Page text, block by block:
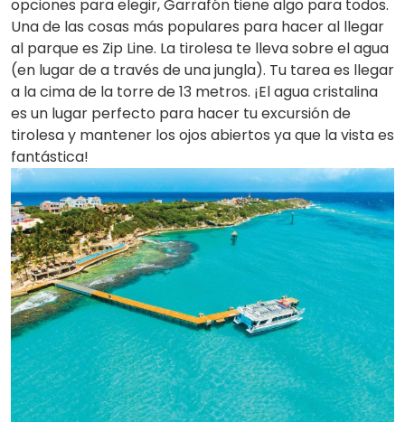
opciones para elegir, Garrafón tiene algo para todos.
Una de las cosas más populares para hacer al llegar
al parque es Zip Line. La tirolesa te lleva sobre el agua
(en lugar de a través de una jungla). Tu tarea es llegar
a la cima de la torre de 13 metros. ¡El agua cristalina
es un lugar perfecto para hacer tu excursión de
tirolesa y mantener los ojos abiertos ya que la vista es
fantástica!